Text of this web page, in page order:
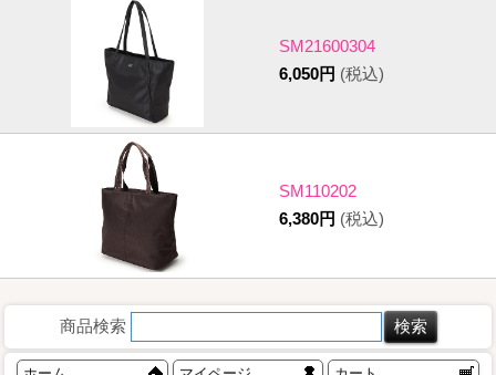
SM21600304
6,050円 (税込)
SM110202
6,380円 (税込)
商品検索